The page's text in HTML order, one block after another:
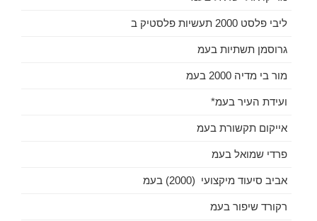
ליבי פלסט 2000 תעשיות פלסטיק ב
גרוסמן תשתיות בעמ
מור בי מדיה 2000 בעמ
ועידת העיר בעמ*
אייקום תקשורת בעמ
פרדי שמואל בעמ
אביב סיעוד מיקצועי (2000) בעמ
רקורד שיפור בעמ